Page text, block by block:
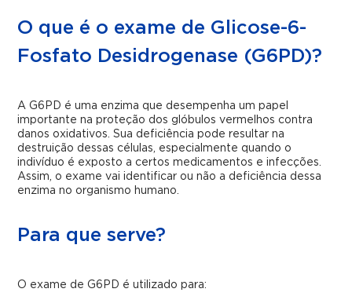
O que é o exame de Glicose-6-
Fosfato Desidrogenase (G6PD)?
A G6PD é uma enzima que desempenha um papel
importante na proteção dos glóbulos vermelhos contra
danos oxidativos. Sua deficiência pode resultar na
destruição dessas células, especialmente quando o
indivíduo é exposto a certos medicamentos e infecções.
Assim, o exame vai identificar ou não a deficiência dessa
enzima no organismo humano.
Para que serve?
O exame de G6PD é utilizado para: